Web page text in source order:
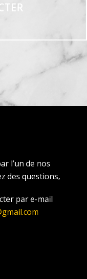
l’un de nos
des questions,
par e-mail